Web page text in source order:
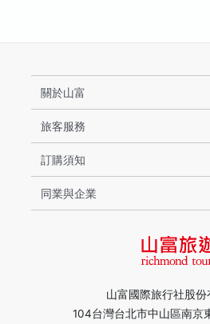
山富國際旅行社股份
104台灣台北市中山區南京
關於山富
旅客服務
訂購須知
同業與企業